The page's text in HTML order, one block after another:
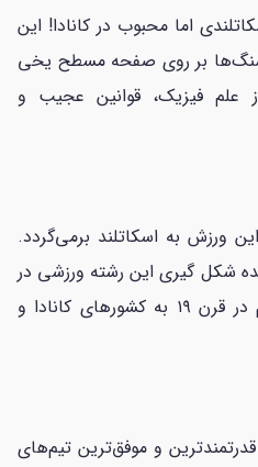
اما محبوب در کانادا! این
بر روی صفحه مسطح یخی
علم فیزیک، قوانین عجیب و
ورزش به اسکاتلند برمی‌گردد.
شکل گیری این رشته ورزشی در
قرن ۱۶ میلادی است و کم کم در قرن ۱۹ به کشورهای کانادا و
و موفق‌ترین تیم‌های